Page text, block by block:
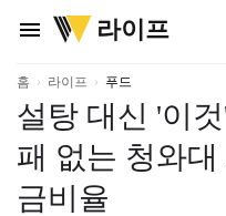
menu
위
키
리
라이프
홈 라이프 푸드
설탕 대신 '이
패 없는 청와
금비율